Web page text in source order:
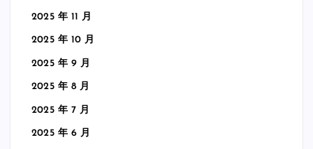
2025 年 11 月
2025 年 10 月
2025 年 9 月
2025 年 8 月
2025 年 7 月
2025 年 6 月